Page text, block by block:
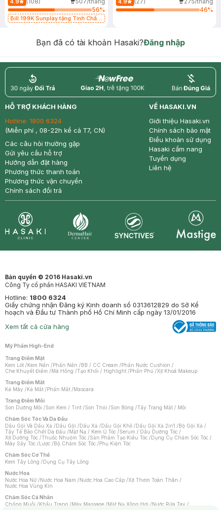
4.9
56%
Bill 199K Sunplay tặng Tinh Chất
4.9
46%
Bạn đã có tài khoản Hasaki?Đăng nhập
return nowfree price
HỖ TRỢ KHÁCH HÀNG
Hotline: 1800 6324
(Miễn phí , 08-22h kể cả T7, CN)
Các câu hỏi thường gặp
Gửi yêu cầu hỗ trợ
Hướng dẫn đặt hàng
Phương thức thanh toán
Phương thức vận chuyển
Chính sách đổi trả
VỀ HASAKI.VN
Giới thiệu Hasaki.vn
Chính sách bảo mật
Điều khoản sử dụng
Hasaki cẩm nang
Tuyển dụng
Liên hệ
Bản quyền © 2016 Hasaki.vn
Công Ty cổ phần HASAKI VIETNAM
Hotline: 1800 6324
Giấy chứng nhận Đăng ký Kinh doanh số 0313612829 do Sở Kế
hoạch và Đầu tư Thành phố Hồ Chí Minh cấp ngày 13/01/2016
Xem tất cả cửa hàng
Mỹ Phẩm High-End
Trang Điểm Mặt
Kem Lót /Kem Nền /Phấn Nền /BB / CC Cream /Phấn Nước Cushion /
Che Khuyết Điểm /Má Hồng /Tạo Khối / Highlight /Phấn Phủ /Xịt Khoá Makeup
Trang Điểm Mắt
Kẻ Mày /Kẻ Mắt /Phấn Mắt /Mascara
Trang Điểm Môi
Son Dưỡng Môi /Son Kem / Tint /Son Thỏi /Son Bóng /Tẩy Trang Mắt / Môi
Chăm Sóc Tóc Và Da Đầu
Dầu Gội Và Dầu Xả /Dầu Gội /Dầu Xả /Dầu Gội Khô /Dầu Gội Xả 2in1 /Bộ Gội Xả /
Tẩy Tế Bào Chết Da Đầu /Mặt Nạ / Kem Ủ Tóc /Serum / Dầu Dưỡng Tóc /
Xịt Dưỡng Tóc /Thuốc Nhuộm Tóc /Sản Phẩm Tạo Kiểu Tóc /Dụng Cụ Chăm Sóc Tóc /
Máy Sấy Tóc /Lược /Bộ Chăm Sóc Tóc /Phụ Kiện Tóc
Chăm Sóc Cơ Thể
Kem Tẩy Lông /Dụng Cụ Tẩy Lông
Nước Hoa
Nước Hoa Nữ /Nước Hoa Nam /Nước Hoa Cao Cấp /Xịt Thơm Toàn Thân /
Nước Hoa Vùng Kín
Chăm Sóc Cá Nhân
Chống Muỗi /Khẩu Trang /Máy Massage /Mặt Nạ Xông Hơi /Nước Rửa Tay /